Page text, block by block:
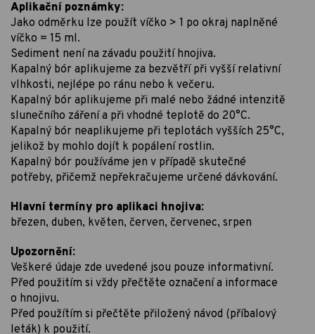
Aplikační poznámky:
Jako odměrku lze použít víčko > 1 po okraj naplněné
víčko = 15 ml.
Sediment není na závadu použití hnojiva.
Kapalný bór aplikujeme za bezvětří při vyšší relativní
vlhkosti, nejlépe po ránu nebo k večeru.
Kapalný bór aplikujeme při malé nebo žádné intenzitě
slunečního záření a při vhodné teplotě do 20°C.
Kapalný bór neaplikujeme při teplotách vyšších 25°C,
jelikož by mohlo dojít k popálení rostlin.
Kapalný bór používáme jen v případě skutečné
potřeby, přičemž nepřekračujeme určené dávkování.
Hlavní termíny pro aplikaci hnojiva:
březen, duben, květen, červen, červenec, srpen
Upozornění:
Veškeré údaje zde uvedené jsou pouze informativní.
Před použitím si vždy přečtěte označení a informace
o hnojivu.
Před použítím si přečtěte přiložený návod (příbalový
leták) k použití.